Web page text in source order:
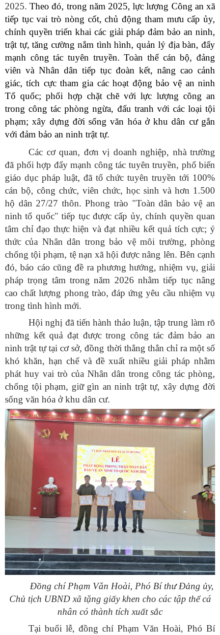
2025.Theo đó, trong năm 2025,lực lượng Công an xã
tiếp tục vai trò nòng cốt, chủ động tham mưu cấp ủy,
chính quyền triển khai các giải pháp đảm bảo an ninh,
trật tự, tăng cường nắm tình hình, quản lý địa bàn, đẩy
mạnh công tác tuyên truyền. Toàn thể cán bộ, đảng
viên và Nhân dân tiếp tục đoàn kết, nâng cao cảnh
giác, tích cực tham gia các hoạt động bảo vệ an ninh
Tổ quốc; phối hợp chặt chẽ với lực lượng công an
trong công tác phòng ngừa, đấu tranh với các loại tội
phạm; xây dựng đời sống văn hóa ở khu dân cư gắn
với đảm bảo an ninh trật tự.
Các cơ quan, đơn vị doanh nghiệp, nhà trường
đã phối hợp đẩy mạnh công tác tuyên truyền, phổ biến
giáo dục pháp luật, đã tổ chức tuyên truyền tới 100%
cán bộ, công chức, viên chức, học sinh và hơn 1.500
hộ dân 27/27 thôn.Phong trào "Toàn dân bảo vệ an
ninh tổ quốc" tiếp tục được cấp ủy, chính quyền quan
tâm chỉ đạo thực hiện và đạt nhiều kết quả tích cực; ý
thức của Nhân dân trong bảo vệ môi trường, phòng
chống tội phạm, tệ nạn xã hội được nâng lên. Bên cạnh
đó, báo cáo cũng đề ra phương hướng, nhiệm vụ, giải
pháp trọng tâm trong năm 2026 nhằm tiếp tục nâng
cao chất lượng phong trào, đáp ứng yêu cầu nhiệm vụ
trong tình hình mới.
Hội nghị đã tiến hành thảo luận,tập trung làm rõ
những kết quả đạt được trong công tác đảm bảo an
ninh trật tự tại cơ sở, đồng thời thẳng thắn chỉ ra một số
khó khăn, hạn chế và đề xuất nhiều giải pháp nhằm
phát huy vai trò của Nhân dân trong công tác phòng,
chống tội phạm, giữ gìn an ninh trật tự, xây dựng đời
sống văn hóa ở khu dân cư.
Đồng chí Phạm Văn Hoài, Phó Bí thư Đảng ủy,
Chủ tịch UBND xã tặng giấy khen cho các tập thể cá
nhân có thành tích xuất sắc
Tại buổi lễ, đồng chí Phạm Văn Hoài, Phó Bí